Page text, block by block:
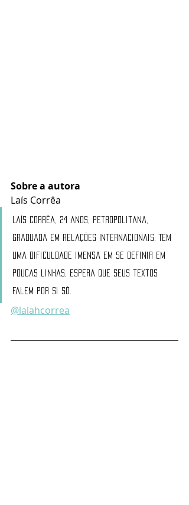
Sobre a autora
Laís Corrêa
Laís Corrêa, 24 anos, petropolitana,
graduada em Relações Internacionais. Tem
uma dificuldade imensa em se definir em
poucas linhas, espera que seus textos
falem por si só.
@lalahcorrea